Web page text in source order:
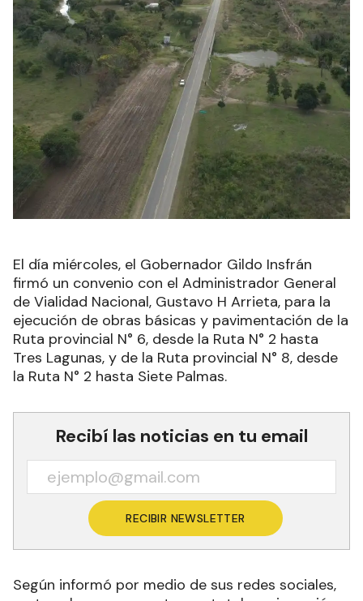
El día miércoles, el Gobernador Gildo Insfrán
firmó un convenio con el Administrador General
de Vialidad Nacional, Gustavo H Arrieta, para la
ejecución de obras básicas y pavimentación de la
Ruta provincial N° 6, desde la Ruta N° 2 hasta
Tres Lagunas, y de la Ruta provincial N° 8, desde
la Ruta N° 2 hasta Siete Palmas.
Recibí las noticias en tu email
RECIBIR NEWSLETTER
Según informó por medio de sus redes sociales,